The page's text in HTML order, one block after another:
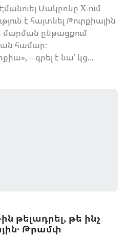
Մակրոնը X-ում
է հայտնել Թուրքիային
ընթացքում
համար։
– գրել է նա՝ կց...
թելադրել, թե ինչ
Թրամփ